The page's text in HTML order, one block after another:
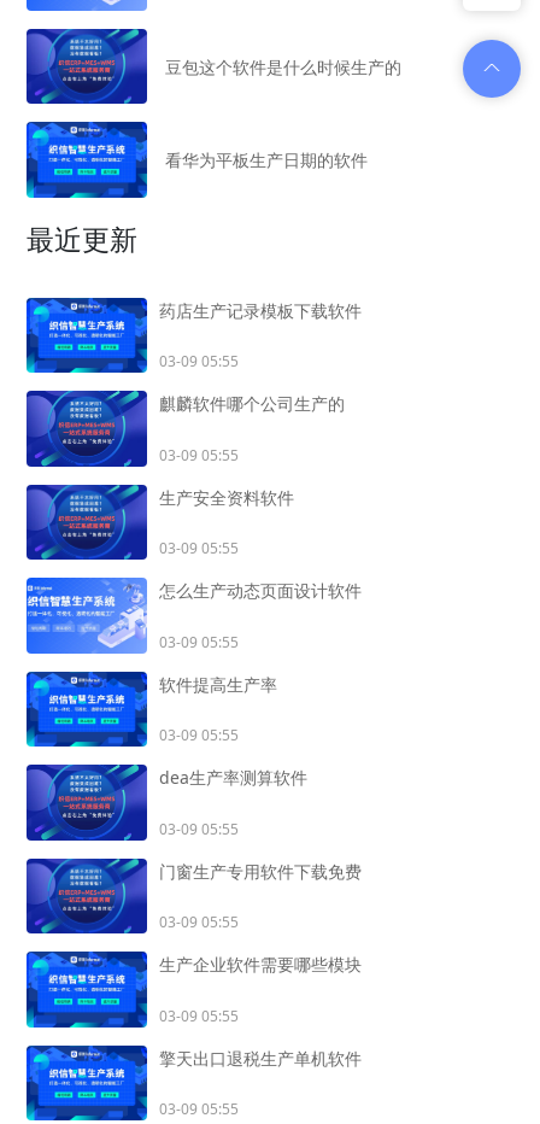
豆包这个软件是什么时候生产的
看华为平板生产日期的软件
最近更新
药店生产记录模板下载软件
03-09 05:55
麒麟软件哪个公司生产的
03-09 05:55
生产安全资料软件
03-09 05:55
怎么生产动态页面设计软件
03-09 05:55
软件提高生产率
03-09 05:55
dea生产率测算软件
03-09 05:55
门窗生产专用软件下载免费
03-09 05:55
生产企业软件需要哪些模块
03-09 05:55
擎天出口退税生产单机软件
03-09 05:55